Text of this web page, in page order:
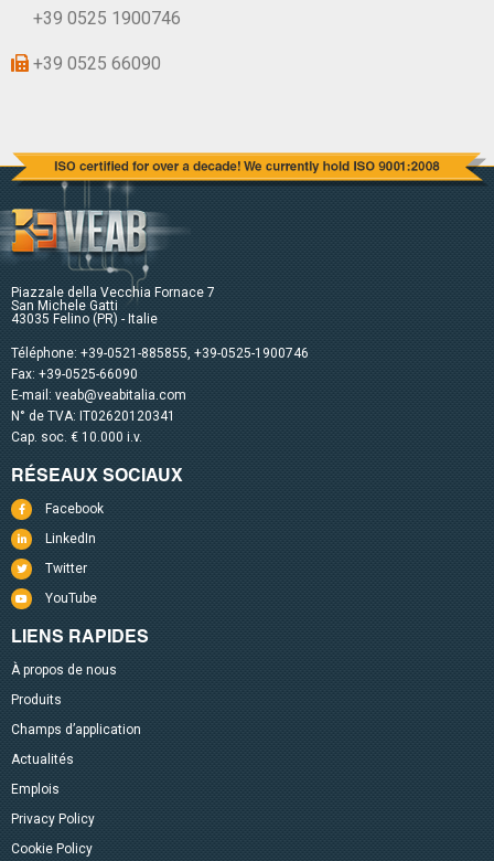
+39 0525 1900746
+39 0525 66090
Piazzale della Vecchia Fornace 7
San Michele Gatti
43035 Felino (PR) - Italie
Téléphone: +39-0521-885855, +39-0525-1900746
Fax: +39-0525-66090
E-mail: veab@veabitalia.com
N° de TVA: IT02620120341
Cap. soc. € 10.000 i.v.
RÉSEAUX SOCIAUX
Facebook
LinkedIn
Twitter
YouTube
LIENS RAPIDES
À propos de nous
Produits
Champs d’application
Actualités
Emplois
Privacy Policy
Cookie Policy